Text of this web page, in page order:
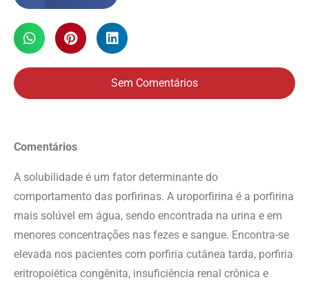
Sem Comentários
Comentários
A solubilidade é um fator determinante do
comportamento das porfirinas. A uroporfirina é a porfirina
mais solúvel em água, sendo encontrada na urina e em
menores concentrações nas fezes e sangue. Encontra-se
elevada nos pacientes com porfiria cutânea tarda, porfiria
eritropoiética congênita, insuficiência renal crônica e